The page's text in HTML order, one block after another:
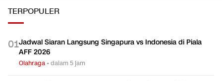
TERPOPULER
01Jadwal Siaran Langsung Singapura vs Indonesia di Piala
AFF 2026
Olahraga •dalam 5 jam